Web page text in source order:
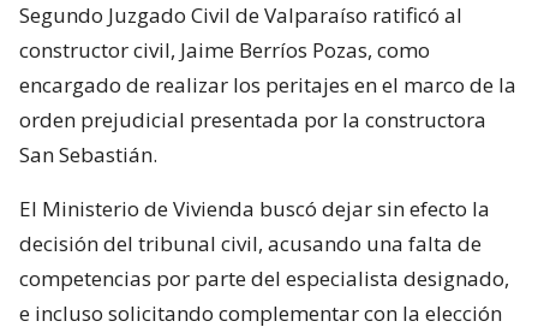
Segundo Juzgado Civil de Valparaíso ratificó al
constructor civil, Jaime Berríos Pozas, como
encargado de realizar los peritajes en el marco de la
orden prejudicial presentada por la constructora
San Sebastián.
El Ministerio de Vivienda buscó dejar sin efecto la
decisión del tribunal civil, acusando una falta de
competencias por parte del especialista designado,
e incluso solicitando complementar con la elección